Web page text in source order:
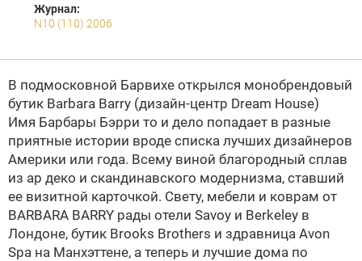
Журнал:
N10 (110) 2006
В подмосковной Барвихе открылся монобрендовый
бутик Barbara Barry (дизайн-центр Dream House)
Имя Барбары Бэрри то и дело попадает в разные
приятные истории вроде списка лучших дизайнеров
Америки или года. Всему виной благородный сплав
из ар деко и скандинавского модернизма, ставший
ее визитной карточкой. Свету, мебели и коврам от
BARBARA BARRY рады отели Savoy и Berkeley в
Лондоне, бутик Brooks Brothers и здравница Avon
Spa на Манхэттене, а теперь и лучшие дома по